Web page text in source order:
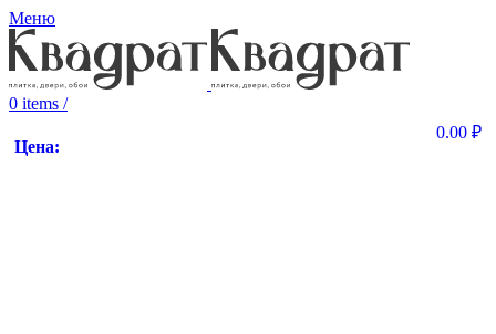
Меню
0 items /
Цена:
0.00 ₽